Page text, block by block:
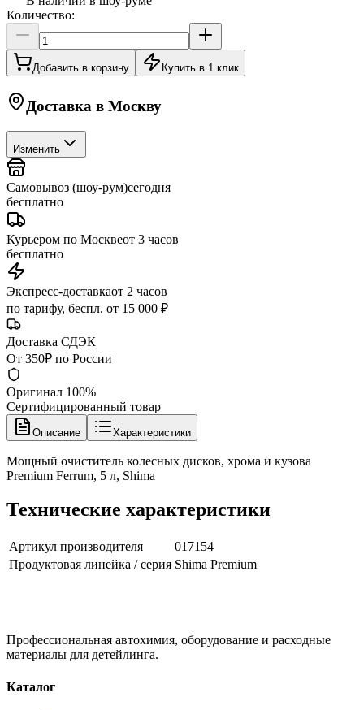
Количество:
Добавить в корзину Купить в 1 клик
Доставка в Москву
Изменить
Самовывоз (шоу-рум)сегодня
бесплатно
Курьером по Москвеот 3 часов
бесплатно
Экспресс-доставкаот 2 часов
по тарифу, беспл. от 15 000 ₽
Доставка СДЭК
От 350₽ по России
Оригинал 100%
Сертифицированный товар
Описание Характеристики
Мощный очиститель колесных дисков, хрома и кузова
Premium Ferrum, 5 л, Shima
Технические характеристики
Артикул производителя
017154
Продуктовая линейка / серия Shima Premium
Профессиональная автохимия, оборудование и расходные
материалы для детейлинга.
Каталог